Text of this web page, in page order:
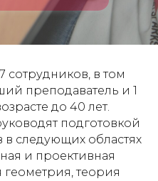
сотрудников, в том
преподаватель и 1
до 40 лет.
подготовкой
в следующих областях
и проективная
теория